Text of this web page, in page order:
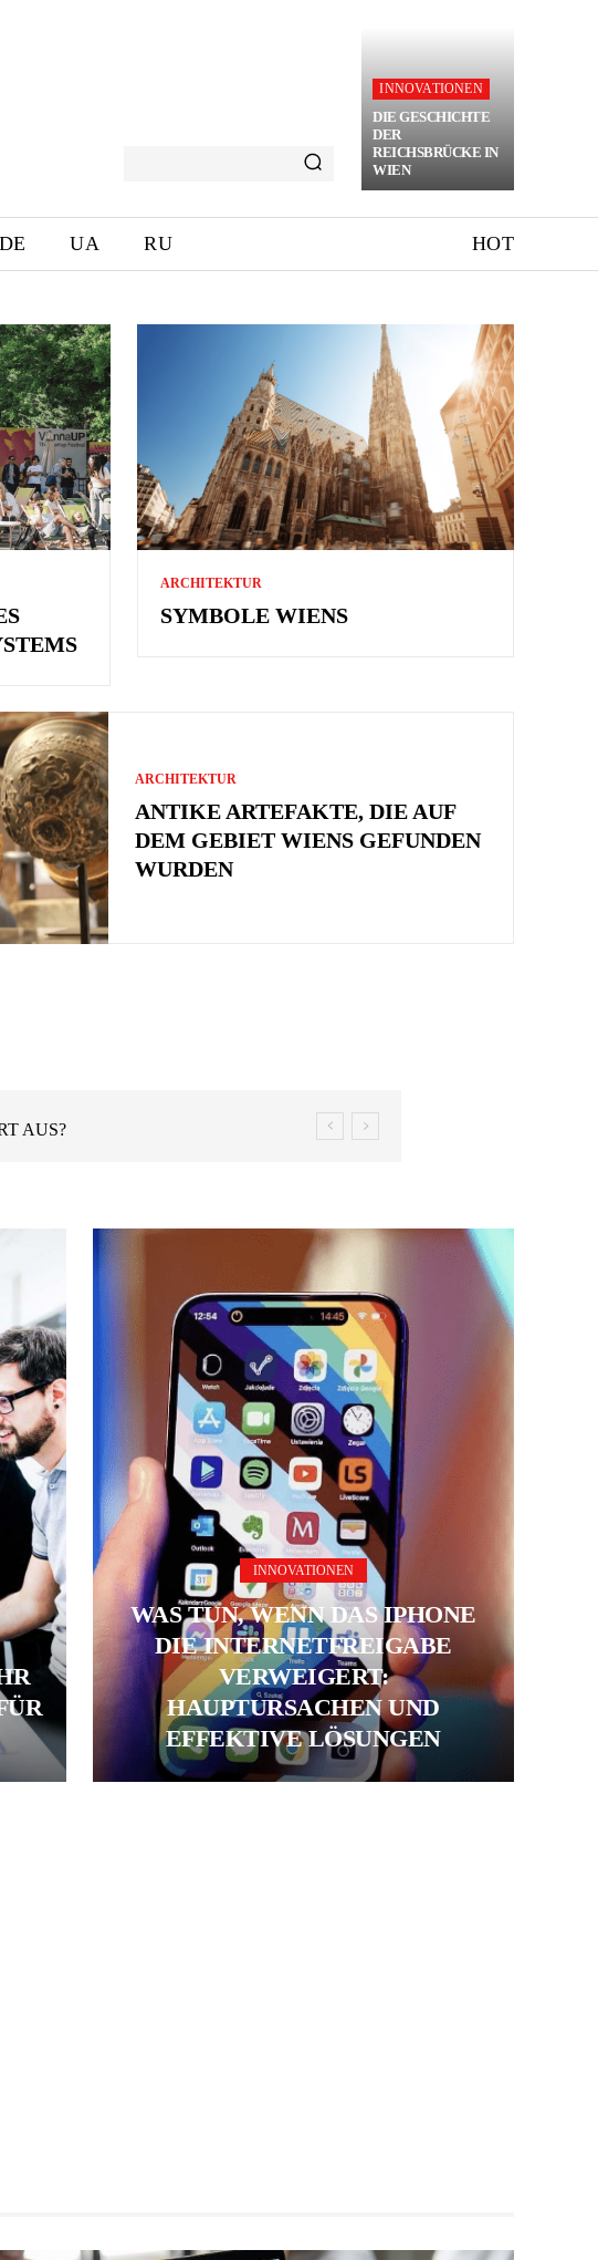
INNOVATIONEN
DIE GESCHICHTE
DER
REICHSBRÜCKE IN
WIEN
DE UA RU HOT
ARCHITEKTUR
SYMBOLE WIENS
ARCHITEKTUR
ANTIKE ARTEFAKTE, DIE AUF
DEM GEBIET WIENS GEFUNDEN
WURDEN
INNOVATIONEN
WAS TUN, WENN DAS IPHONE
DIE INTERNETFREIGABE
VERWEIGERT:
HAUPTURSACHEN UND
EFFEKTIVE LÖSUNGEN